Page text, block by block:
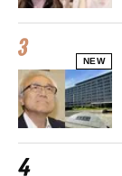
NEW